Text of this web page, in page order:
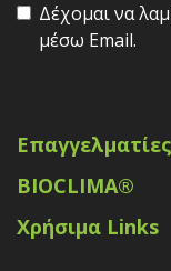
Δέχομαι να
μέσω Email.
Επαγγελματίες
BIOCLIMA®
Χρήσιμα Links